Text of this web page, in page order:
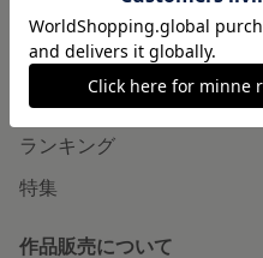
minneで買いたい
作品をさがす
ショップをさがす
ランキング
特集
作品販売について